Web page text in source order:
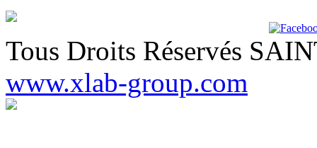
Tous Droits Réservés
www.xlab-group.com